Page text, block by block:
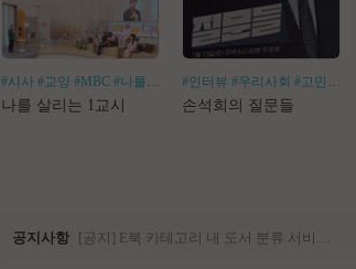
#시사 #교양 #MBC #나를살리는
나를 살리는 1교시
#인터뷰 #우리사회 #고민거리
손석희의 질문들
공지사항
[공지] 사이트 내 장기 콘텐츠 정리 작업 진행